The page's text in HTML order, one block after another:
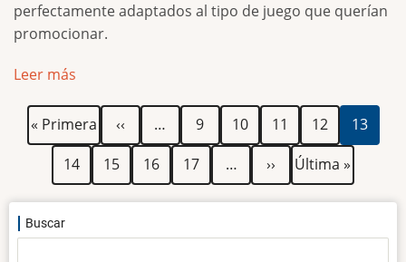
perfectamente adaptados al tipo de juego que querían
promocionar.
Leer más
Paginación
Primera
página
« Primera
anterior
‹‹ … Página
9 Página
10 Página
11 Página
12
Página
actual
13
Página
14 Página
15 Página
16 Página
17 …
Siguiente
página
››
Última
página
Última »
Buscar